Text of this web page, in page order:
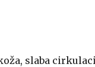
slaba